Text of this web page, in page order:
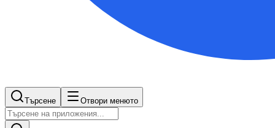
Търсене Отвори менюто